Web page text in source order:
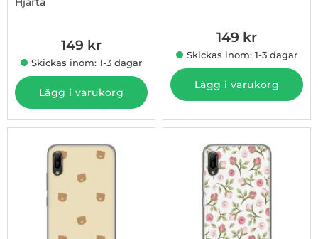
149 kr
Skickas inom: 1-3 dagar
Lägg i varukorg
149 kr
Skickas inom: 1-3 dagar
Lägg i varukorg